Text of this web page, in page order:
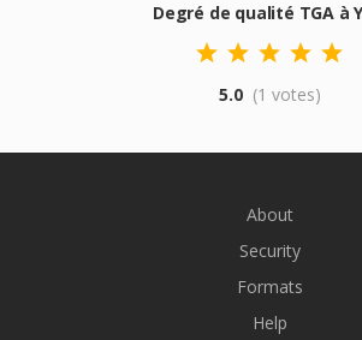
Degré de qualité TGA à
5.0 (1 votes)
About
Security
Formats
Help